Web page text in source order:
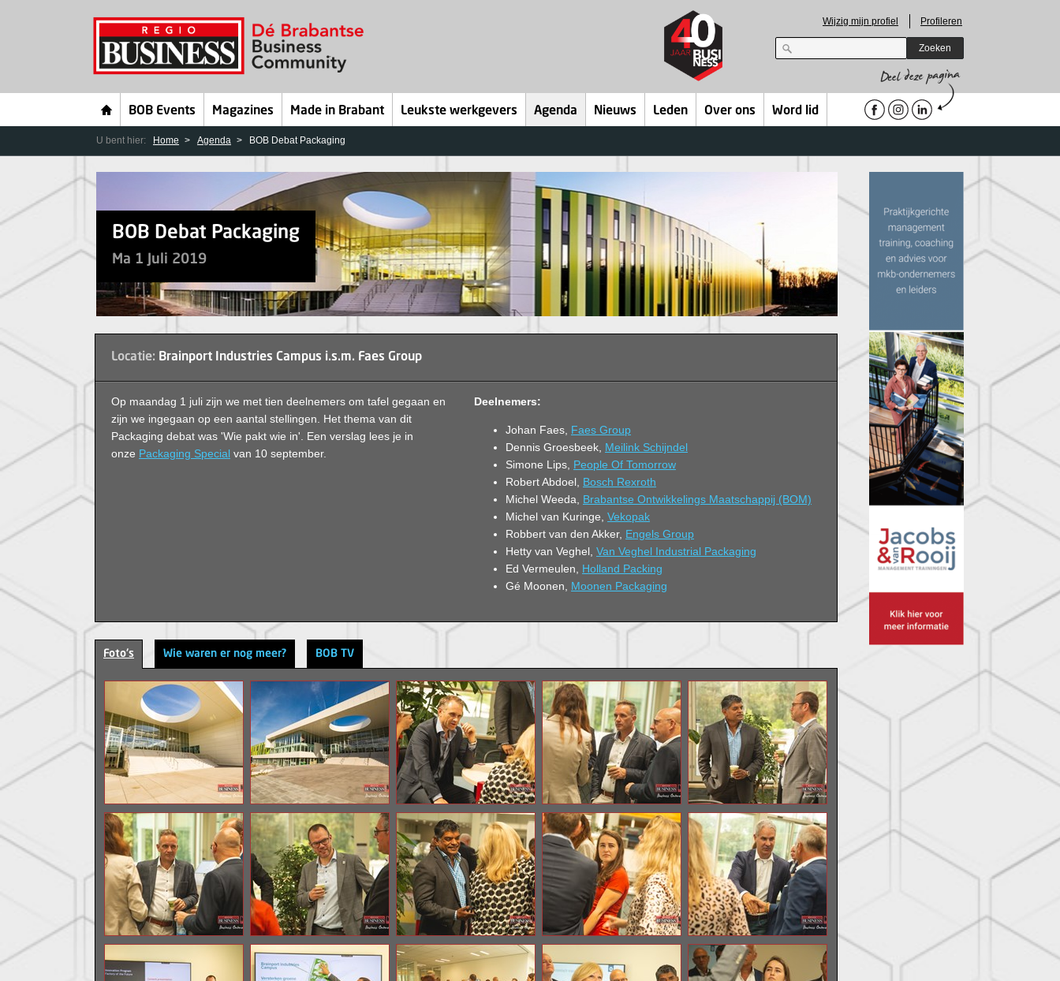
Wijzig mijn profiel Profileren
Zoeken
BOB Events Magazines Made in Brabant Leukste werkgevers Agenda Nieuws Leden Over ons Word lid
U bent hier: Home Agenda BOB Debat Packaging
BOB Debat Packaging
Ma 1 Juli 2019
Locatie: Brainport Industries Campus i.s.m. Faes Group
Op maandag 1 juli zijn we met tien deelnemers om tafel gegaan en
zijn we ingegaan op een aantal stellingen. Het thema van dit
Packaging debat was 'Wie pakt wie in' . Een verslag lees je in
onze Packaging Special van 10 september.
Deelnemers:
Johan Faes, Faes Group
Dennis Groesbeek, Meilink Schijndel
Simone Lips, People Of Tomorrow
Robert Abdoel, Bosch Rexroth
Michel Weeda, Brabantse Ontwikkelings Maatschappij (BOM)
Michel van Kuringe, Vekopak
Robbert van den Akker, Engels Group
Hetty van Veghel, Van Veghel Industrial Packaging
Ed Vermeulen, Holland Packing
Gé Moonen, Moonen Packaging
Foto's Wie waren er nog meer? BOB TV